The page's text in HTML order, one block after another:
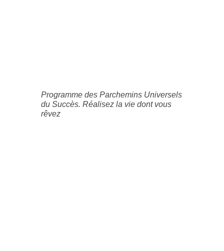
Programme des Parchemins Universels
du Succès. Réalisez la vie dont vous
rêvez